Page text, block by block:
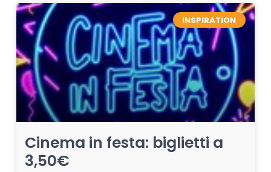
INSPIRATION
Cinema in festa: biglietti a
3,50€